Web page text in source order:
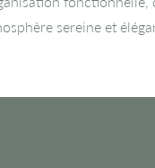
sereine et